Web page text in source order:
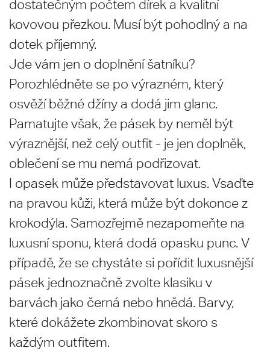
dostatečným počtem dírek a kvalitní
kovovou přezkou. Musí být pohodlný a na
dotek příjemný.
Jde vám jen o doplnění šatníku?
Porozhlédněte se po výrazném, který
osvěží běžné džíny a dodá jim glanc.
Pamatujte však, že pásek by neměl být
výraznější, než celý outfit - je jen doplněk,
oblečení se mu nemá podřizovat.
I opasek může představovat luxus. Vsaďte
na pravou kůži, která může být dokonce z
krokodýla. Samozřejmě nezapomeňte na
luxusní sponu, která dodá opasku punc. V
případě, že se chystáte si pořídit luxusnější
pásek jednoznačně zvolte klasiku v
barvách jako černá nebo hnědá. Barvy,
které dokážete zkombinovat skoro s
každým outfitem.